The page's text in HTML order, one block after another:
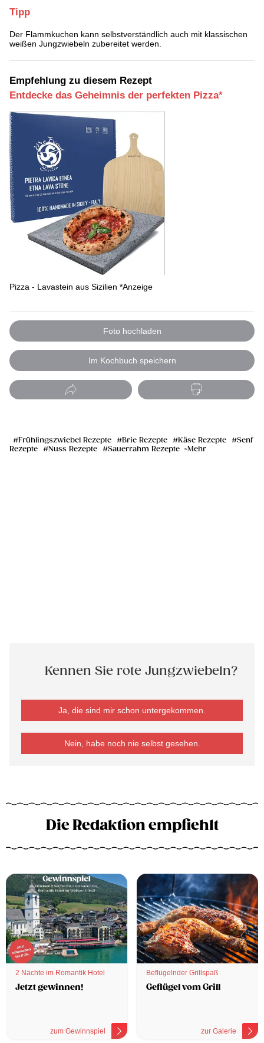
Tipp
Der Flammkuchen kann selbstverständlich auch mit klassischen
weißen Jungzwiebeln zubereitet werden.
Empfehlung zu diesem Rezept
Entdecke das Geheimnis der perfekten Pizza*
Pizza - Lavastein aus Sizilien *Anzeige
Foto hochladen
Im Kochbuch speichern
Frühlingszwiebel Rezepte Brie Rezepte Käse Rezepte
Senf
Rezepte
Nuss Rezepte Sauerrahm Rezepte Mehr
Kennen Sie rote Jungzwiebeln?
Ja, die sind mir schon untergekommen.
Nein, habe noch nie selbst gesehen.
Die Redaktion empfiehlt
2 Nächte im Romantik Hotel
Jetzt gewinnen!
zum Gewinnspiel
Beflügelnder Grillspaß
Geflügel vom Grill
zur Galerie